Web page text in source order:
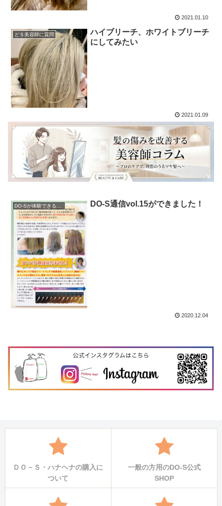
2021.01.10
どＳ美容師に質問
ハイブリーチ、ホワイトブリーチ
にしてみたい
2021.01.09
DO-Sが体験できるサロン DO-S通信vol.15ができました！
2020.12.04
ＤＯ－Ｓ・ハナヘナの購入に
ついて
一般の方用のDO-S公式
SHOP